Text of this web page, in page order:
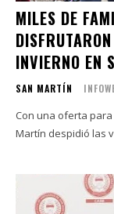
MILES DE
INVIERNO EN
SAN MARTÍN
Con una oferta
Martín despidió las